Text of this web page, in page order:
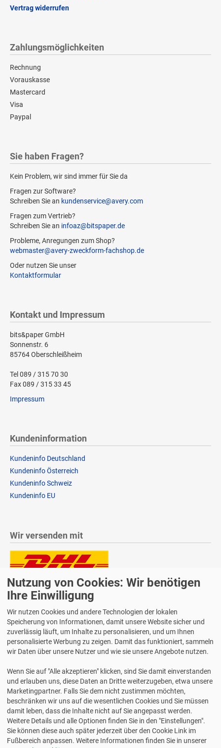
Vertrag widerrufen
Zahlungsmöglichkeiten
Rechnung
Vorauskasse
Mastercard
Visa
Paypal
Sie haben Fragen?
Kein Problem, wir sind immer für Sie da
Fragen zur Software?
Schreiben Sie an kundenservice@avery.com
Fragen zum Vertrieb?
Schreiben Sie an infoaz@bitspaper.de
Probleme, Anregungen zum Shop?
webmaster@avery-zweckform-fachshop.de
Oder nutzen Sie unser
Kontaktformular
Kontakt und Impressum
bits&paper GmbH
Sonnenstr. 6
85764 Oberschleißheim
Tel 089 / 315 70 30
Fax 089 / 315 33 45
Impressum
Kundeninformation
Kundeninfo Deutschland
Kundeninfo Österreich
Kundeninfo Schweiz
Kundeninfo EU
Wir versenden mit
Lieferung auch an Packstationen und Postfilialen
Samstagszustellung
Bequeme Zahlung über Paypal
2 Jahre Gewährleistung
Alle Texte, Grafiken, Bilder und das Layout sind urheberrechtlich
geschützt und dürfen nicht ohne ausdrückliche, schriftliche
Erlaubnis weiterverwendet werden.
© 2026 bits&paper GmbH - Avery Zweckform Fachshop - Avery
Zweckform 50227 Chronoplan Tagesplan A5 2027
Nutzung von Cookies: Wir benötigen
Ihre Einwilligung
Wir nutzen Cookies und andere Technologien der lokalen
Speicherung von Informationen, damit unsere Website sicher und
zuverlässig läuft, um Inhalte zu personalisieren, und um Ihnen
personalisierte Werbung zu zeigen. Damit das funktioniert, sammeln
wir Daten über unsere Nutzer und wie sie unsere Angebote nutzen.
Wenn Sie auf "Alle akzeptieren" klicken, sind Sie damit einverstanden
und erlauben uns, diese Daten an Dritte weiterzugeben, etwa unsere
Marketingpartner. Falls Sie dem nicht zustimmen möchten,
beschränken wir uns auf die wesentlichen Cookies und Sie müssen
damit leben, dass die Inhalte nicht auf Sie angepasst werden.
Weitere Details und alle Optionen finden Sie in den "Einstellungen".
Sie können diese auch später jederzeit über den Cookie Link im
Fußbereich anpassen. Weitere Informationen finden Sie in unserer